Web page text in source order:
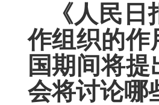
《人民
作组织的作
国期间将
会将讨论哪